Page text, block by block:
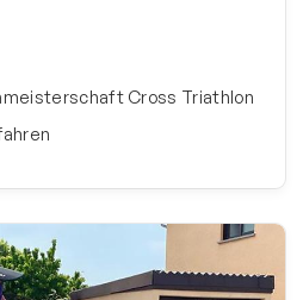
Cross Triathlon